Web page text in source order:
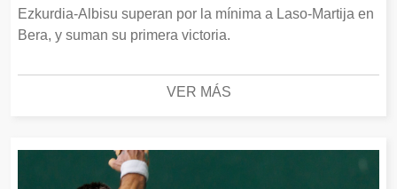
Ezkurdia-Albisu superan por la mínima a Laso-Martija en
Bera, y suman su primera victoria.
VER MÁS